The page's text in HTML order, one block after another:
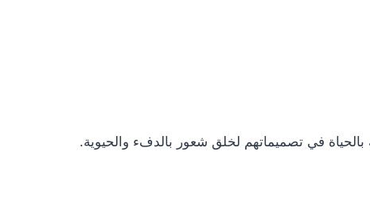
في تصميماتهم لخلق شعور بالدفء والحيوية.